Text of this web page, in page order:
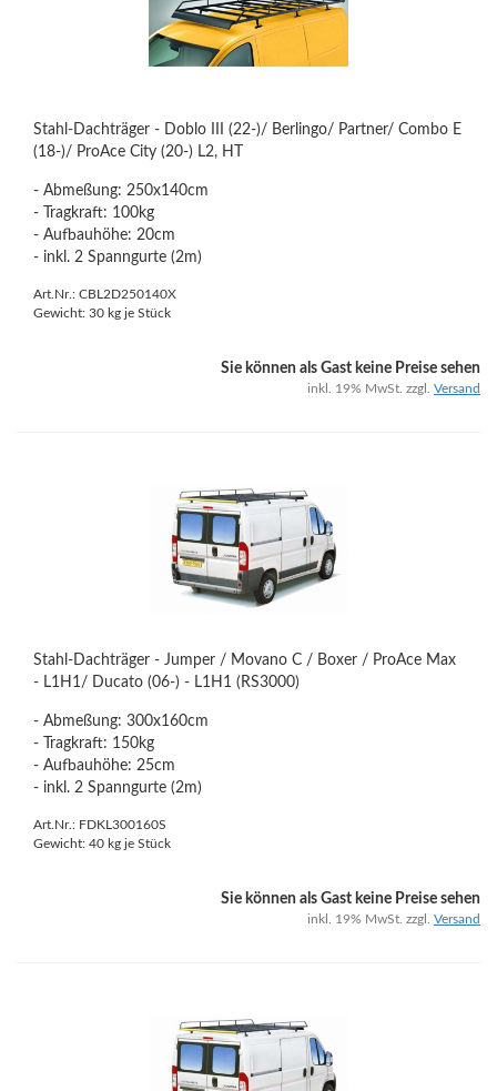
Stahl-Dachträger - Doblo III (22-)/ Berlingo/ Partner/ Combo E
(18-)/ ProAce City (20-) L2, HT
- Abmeßung: 250x140cm
- Tragkraft: 100kg
- Aufbauhöhe: 20cm
- inkl. 2 Spanngurte (2m)
Art.Nr.: CBL2D250140X
Gewicht: 30 kg je Stück
Sie können als Gast keine Preise sehen
inkl. 19% MwSt. zzgl. Versand
Stahl-Dachträger - Jumper / Movano C / Boxer / ProAce Max
- L1H1/ Ducato (06-) - L1H1 (RS3000)
- Abmeßung: 300x160cm
- Tragkraft: 150kg
- Aufbauhöhe: 25cm
- inkl. 2 Spanngurte (2m)
Art.Nr.: FDKL300160S
Gewicht: 40 kg je Stück
Sie können als Gast keine Preise sehen
inkl. 19% MwSt. zzgl. Versand